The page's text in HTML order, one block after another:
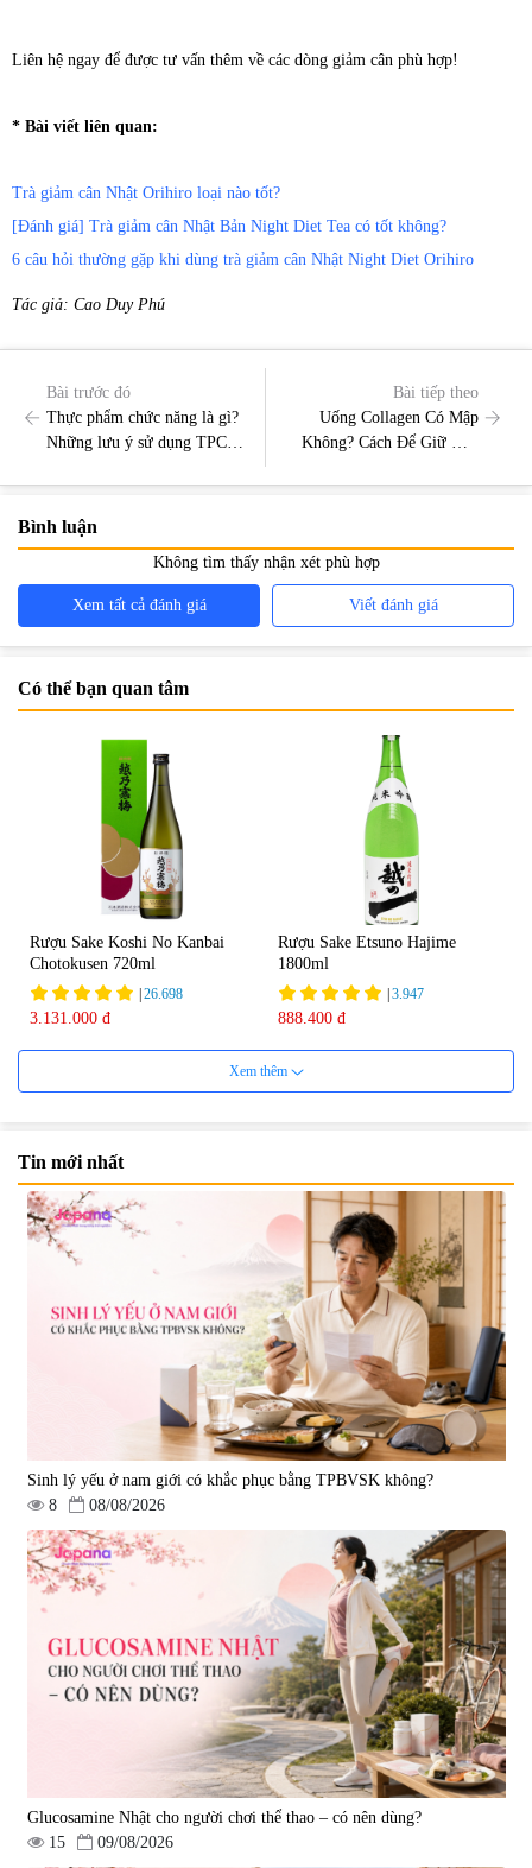
Liên hệ ngay để được tư vấn thêm về các dòng giảm cân phù hợp!
* Bài viết liên quan:
Trà giảm cân Nhật Orihiro loại nào tốt?
[Đánh giá] Trà giảm cân Nhật Bản Night Diet Tea có tốt không?
6 câu hỏi thường gặp khi dùng trà giảm cân Nhật Night Diet Orihiro
Tác giả: Cao Duy Phú
Bài trước đó
Thực phẩm chức năng là gì?
Những lưu ý sử dụng TPCN
Bài tiếp theo
Uống Collagen Có Mập
Không? Cách Để Giữ Vóc
Bình luận
Không tìm thấy nhận xét phù hợp
Xem tất cả đánh giá Viết đánh giá
Có thể bạn quan tâm
Rượu Sake Koshi No Kanbai
Chotokusen 720ml
|26.698
3.131.000 đ
Rượu Sake Etsuno Hajime
1800ml
|3.947
888.400 đ
Rượu Sake Etsuno Hajime
4.423
222.800 đ
Rượu Sake Etsuno Hajime
720ml
|1.738
401.400 đ
Rượu Sake Kanpai 1800ml
758.700 đ
Rượu Sake Kanpai 300ml
|2.910
188.500 đ
Xem thêm
Tin mới nhất
Sinh lý yếu ở nam giới có khắc phục bằng TPBVSK không?
8
08/08/2026
Glucosamine Nhật cho người chơi thể thao – có nên dùng?
15
09/08/2026